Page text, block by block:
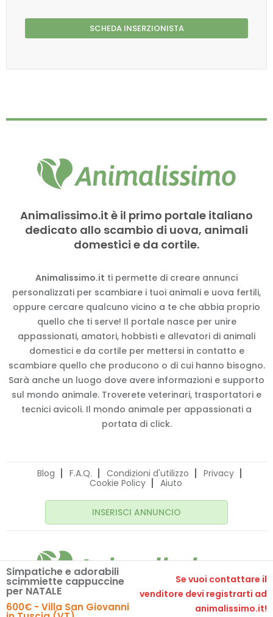
SCHEDA INSERZIONISTA
Simpatiche e adorabili
scimmiette cappuccine
per NATALE
600€ - Villa San Giovanni
Se vuoi contattare il
venditore devi registrarti ad
animalissimo.it!
Animalissimo.it è il primo portale italiano
dedicato allo scambio di uova, animali
domestici e da cortile.
Animalissimo.it ti permette di creare annunci
personalizzati per scambiare i tuoi animali e uova fertili,
oppure cercare qualcuno vicino a te che abbia proprio
quello che ti serve! Il portale nasce per unire
appassionati, amatori, hobbisti e allevatori di animali
domestici e da cortile per mettersi in contatto e
scambiare quello che producono o di cui hanno bisogno.
Sarà anche un luogo dove avere informazioni e supporto
sul mondo animale. Troverete veterinari, trasportatori e
tecnici avicoli. Il mondo animale per appassionati a
portata di click.
Blog F.A.Q. Condizioni d'utilizzo
Privacy
Cookie Policy
Aiuto
INSERISCI ANNUNCIO
© 2020 Animalissimo.it - P.IVA 04582550275
Made withbycomunicafacile.eu